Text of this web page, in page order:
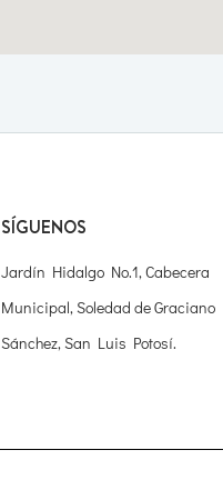
SÍGUENOS
Jardín Hidalgo No.1, Cabecera
Municipal, Soledad de Graciano
Sánchez, San Luis Potosí.